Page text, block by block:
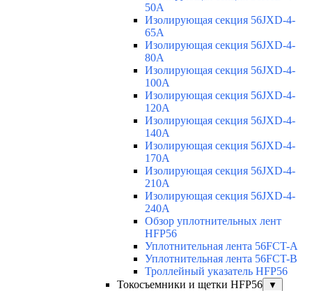
50A
Изолирующая секция 56JXD-4-
65A
Изолирующая секция 56JXD-4-
80A
Изолирующая секция 56JXD-4-
100A
Изолирующая секция 56JXD-4-
120A
Изолирующая секция 56JXD-4-
140A
Изолирующая секция 56JXD-4-
170A
Изолирующая секция 56JXD-4-
210A
Изолирующая секция 56JXD-4-
240A
Обзор уплотнительных лент
HFP56
Уплотнительная лента 56FCT-A
Уплотнительная лента 56FCT-B
Троллейный указатель HFP56
Токосъемники и щетки HFP56
▼